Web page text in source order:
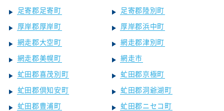
足寄郡足寄町
足寄郡陸別町
厚岸郡厚岸町
厚岸郡浜中町
網走郡大空町
網走郡津別町
網走郡美幌町
網走市
虻田郡喜茂別町
虻田郡京極町
虻田郡倶知安町
虻田郡洞爺湖町
虻田郡豊浦町
虻田郡ニセコ町